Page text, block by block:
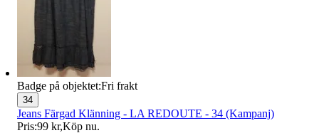
Badge på objektet:Fri frakt
34
Jeans Färgad Klänning - LA REDOUTE - 34 (Kampanj)
Pris:99 kr,Köp nu.